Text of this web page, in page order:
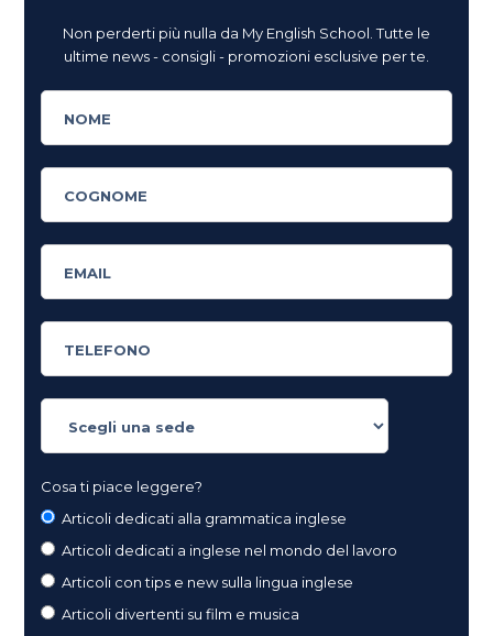
Non perderti più nulla da My English School. Tutte le
ultime news - consigli - promozioni esclusive per te.
Cosa ti piace leggere?
Articoli dedicati alla grammatica inglese
Articoli dedicati a inglese nel mondo del lavoro
Articoli con tips e new sulla lingua inglese
Articoli divertenti su film e musica